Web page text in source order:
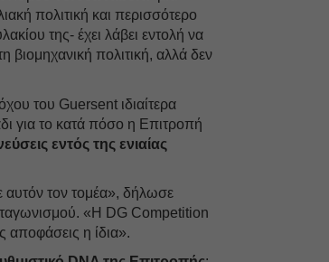
πολιτική και περισσότερο
της- έχει λάβει εντολή να
πολιτική, αλλά δεν
του Guersent ιδιαίτερα
για το κατά πόσο η Επιτροπή
εντός της ενιαίας
αυτόν τον τομέα», δήλωσε
«Η DG Competition
αποφάσεις η ίδια».